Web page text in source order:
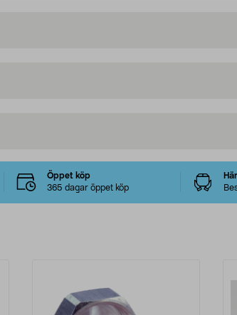
Öppet köp
365 dagar öppet köp